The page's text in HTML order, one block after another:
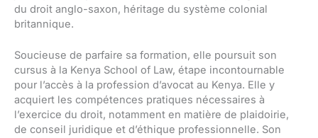
du droit anglo-saxon, héritage du système colonial
britannique.
Soucieuse de parfaire sa formation, elle poursuit son
cursus à la Kenya School of Law, étape incontournable
pour l’accès à la profession d’avocat au Kenya. Elle y
acquiert les compétences pratiques nécessaires à
l’exercice du droit, notamment en matière de plaidoirie,
de conseil juridique et d’éthique professionnelle. Son